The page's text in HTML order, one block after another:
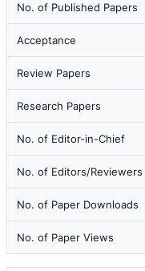
No. of Published Papers
Acceptance
Review Papers
Research Papers
No. of Editor-in-Chief
No. of Editors/Reviewers
No. of Paper Downloads
No. of Paper Views